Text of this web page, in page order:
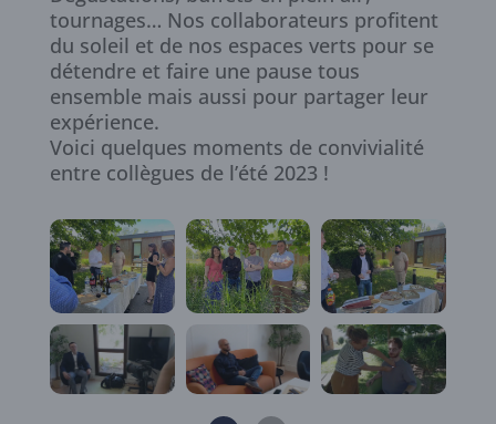
tournages… Nos collaborateurs profitent
du soleil et de nos espaces verts pour se
détendre et faire une pause tous
ensemble mais aussi pour partager leur
expérience.
Voici quelques moments de convivialité
entre collègues de l’été 2023 !